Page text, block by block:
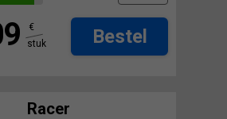
€
stuk
Bestel
Racer